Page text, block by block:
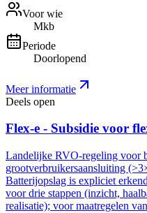
Voor wie
Mkb
Periode
Doorlopend
Meer informatie
Deels open
Flex-e - Subsidie voor
Landelijke RVO-regeling voor
grootverbruikersaansluiting
Batterijopslag is expliciet
voor drie stappen (inzicht,
realisatie); voor maatregelen